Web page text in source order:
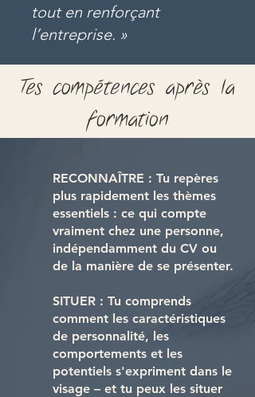
tout en renforçant
l’entreprise. »
Tes compétences après la
formation
RECONNAÎTRE : Tu repères
plus rapidement les thèmes
essentiels : ce qui compte
vraiment chez une personne,
indépendamment du CV ou
de la manière de se présenter.
SITUER : Tu comprends
comment les caractéristiques
de personnalité, les
comportements et les
potentiels s'expriment dans le
visage – et tu peux les situer